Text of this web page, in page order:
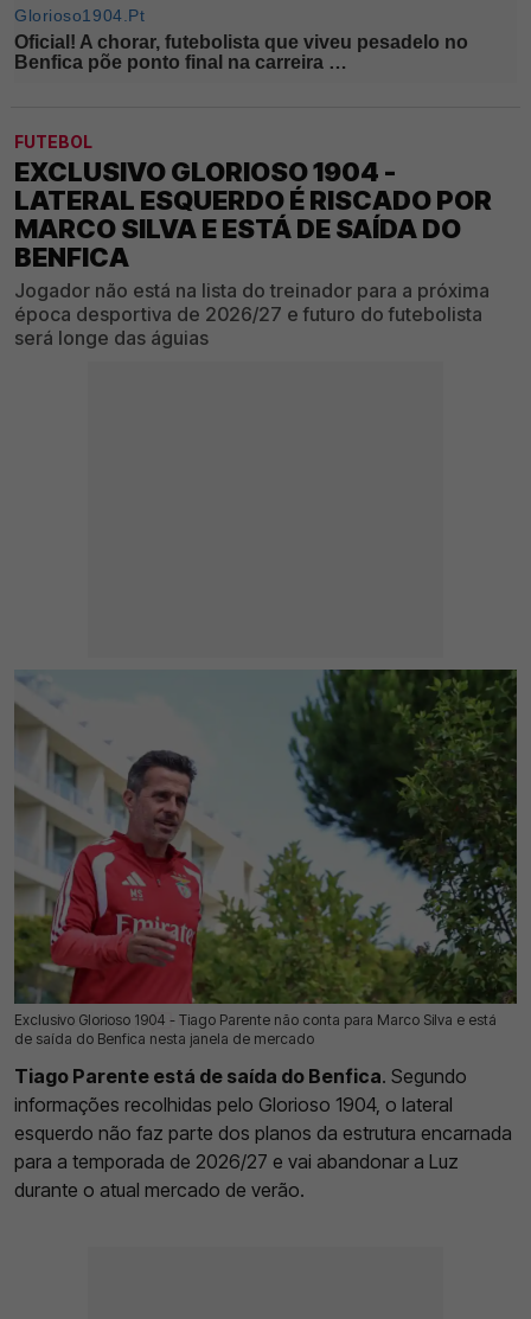
FUTEBOL
EXCLUSIVO GLORIOSO 1904 -
LATERAL ESQUERDO É RISCADO POR
MARCO SILVA E ESTÁ DE SAÍDA DO
BENFICA
Jogador não está na lista do treinador para a próxima
época desportiva de 2026/27 e futuro do futebolista
será longe das águias
Exclusivo Glorioso 1904 - Tiago Parente não conta para Marco Silva e está
de saída do Benfica nesta janela de mercado
20 Jul 2026 | 03:00 | 0
Tiago Parente está de saída do Benfica. Segundo
informações recolhidas pelo Glorioso 1904, o lateral
esquerdo não faz parte dos planos da estrutura encarnada
para a temporada de 2026/27 e vai abandonar a Luz
durante o atual mercado de verão.